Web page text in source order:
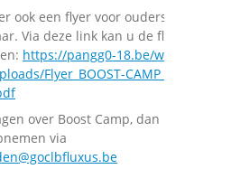
ook een flyer voor ouders
Via deze link kan u de flyer
https://pangg0-18.be/wp-
Flyer_BOOST-CAMP_INFO-
over Boost Camp, dan kan je
via